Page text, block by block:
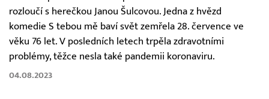
rozloučí s herečkou Janou Šulcovou. Jedna z hvězd
komedie S tebou mě baví svět zemřela 28. července ve
věku 76 let. V posledních letech trpěla zdravotními
problémy, těžce nesla také pandemii koronaviru.
04.08.2023